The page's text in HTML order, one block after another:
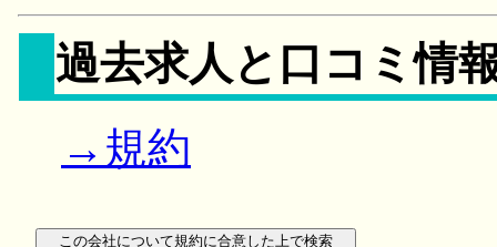
過去求人と口コミ情
→規約